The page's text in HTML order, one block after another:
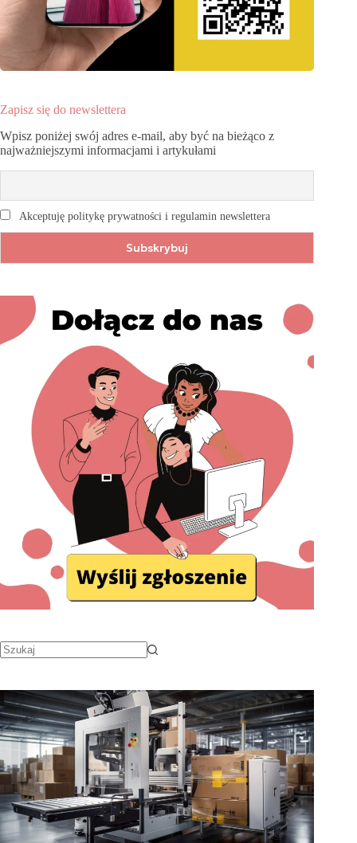
Zapisz się do newslettera
Wpisz poniżej swój adres e-mail, aby być na bieżąco z
najważniejszymi informacjami i artykułami
Akceptuję politykę prywatności i regulamin newslettera